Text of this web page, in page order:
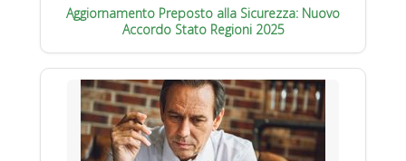
Aggiornamento Preposto alla Sicurezza: Nuovo
Accordo Stato Regioni 2025